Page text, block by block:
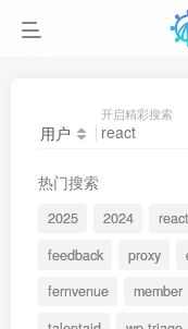
用户
开启精彩搜索
热门搜索
2025 2024 react
feedback
proxy
fernvenue
member